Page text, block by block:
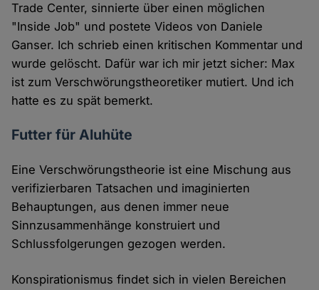
Trade Center, sinnierte über einen möglichen
"Inside Job" und postete Videos von Daniele
Ganser. Ich schrieb einen kritischen Kommentar und
wurde gelöscht. Dafür war ich mir jetzt sicher: Max
ist zum Verschwörungstheoretiker mutiert. Und ich
hatte es zu spät bemerkt.
Futter für Aluhüte
Eine Verschwörungstheorie ist eine Mischung aus
verifizierbaren Tatsachen und imaginierten
Behauptungen, aus denen immer neue
Sinnzusammenhänge konstruiert und
Schlussfolgerungen gezogen werden.
Konspirationismus findet sich in vielen Bereichen